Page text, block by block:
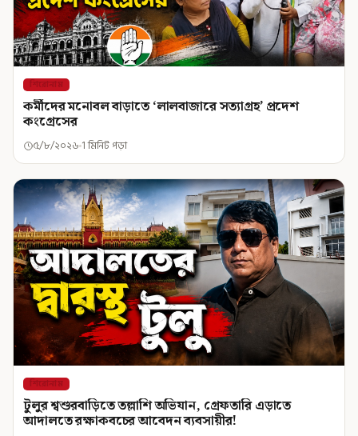
শিরোনাম
কর্মীদের মনোবল বাড়াতে ‘লালবাজারে সত্যাগ্রহ’ প্রদেশ
কংগ্রেসের
৫/৮/২০২৬ 1 মিনিট পড়া
শিরোনাম
টুলুর শ্বশুরবাড়িতে তল্লাশি অভিযান, গ্রেফতারি এড়াতে
আদালতে রক্ষাকবচের আবেদন ব্যবসায়ীর!